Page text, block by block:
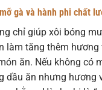
gà và hành phi chất
chỉ giúp xôi bóng
làm tăng thêm hương
ăn. Nếu không có
dầu ăn nhưng hương